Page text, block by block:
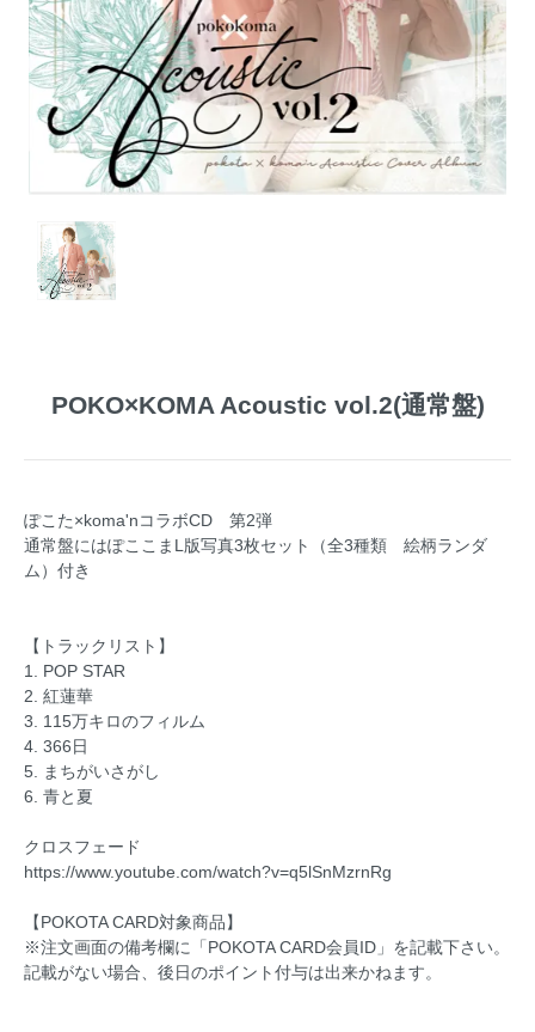
POKO×KOMA Acoustic vol.2(通常盤)
ぽこた×koma'nコラボCD 第2弾
通常盤にはぽここまL版写真3枚セット（全3種類 絵柄ランダ
ム）付き
【トラックリスト】
1. POP STAR
2. 紅蓮華
3. 115万キロのフィルム
4. 366日
5. まちがいさがし
6. 青と夏
クロスフェード
https://www.youtube.com/watch?v=q5lSnMzrnRg
【POKOTA CARD対象商品】
※注文画面の備考欄に「POKOTA CARD会員ID」を記載下さい。
記載がない場合、後日のポイント付与は出来かねます。